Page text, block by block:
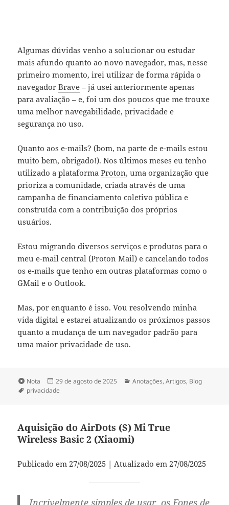
Algumas dúvidas venho a solucionar ou estudar
mais afundo quanto ao novo navegador, mas, nesse
primeiro momento, irei utilizar de forma rápida o
navegadorBrave – já usei anteriormente apenas
para avaliação – e, foi um dos poucos que me trouxe
uma melhor navegabilidade, privacidade e
segurança no uso.
Quanto aos e-mails? (bom, na parte de e-mails estou
muito bem, obrigado!). Nos últimos meses eu tenho
utilizado a plataformaProton, uma organização que
prioriza a comunidade, criada através de uma
campanha de financiamento coletivo pública e
construída com a contribuição dos próprios
usuários.
Estou migrando diversos serviços e produtos para o
meu e-mail central (Proton Mail) e cancelando todos
os e-mails que tenho em outras plataformas como o
GMail e o Outlook.
Mas, por enquanto é isso. Vou resolvendo minha
vida digital e estarei atualizando os próximos passos
quanto a mudança de um navegador padrão para
uma maior privacidade de uso.
Formato
Nota
Publicado
em
29 de agosto de 2025 Categorias
Anotações,Artigos, Blog
Tags
privacidade
Aquisição do AirDots (S) Mi True
Wireless Basic 2 (Xiaomi)
Publicado em 27/08/2025 | Atualizado em 27/08/2025
Incrivelmente simples de usar, os Fones de